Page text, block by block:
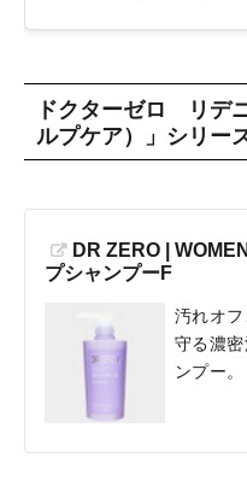
ドクターゼロ リデ
ルプケア）」シリー
DR ZERO |
プシャンプーF
汚れオ
守る濃
ンプー。